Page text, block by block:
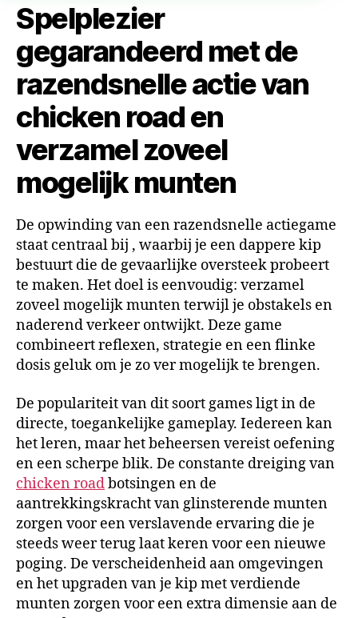
Spelplezier
gegarandeerd met de
razendsnelle actie van
chicken road en
verzamel zoveel
mogelijk munten
De opwinding van een razendsnelle actiegame
staat centraal bij , waarbij je een dappere kip
bestuurt die de gevaarlijke oversteek probeert
te maken. Het doel is eenvoudig: verzamel
zoveel mogelijk munten terwijl je obstakels en
naderend verkeer ontwijkt. Deze game
combineert reflexen, strategie en een flinke
dosis geluk om je zo ver mogelijk te brengen.
De populariteit van dit soort games ligt in de
directe, toegankelijke gameplay. Iedereen kan
het leren, maar het beheersen vereist oefening
en een scherpe blik. De constante dreiging van
chicken roadbotsingen en de
aantrekkingskracht van glinsterende munten
zorgen voor een verslavende ervaring die je
steeds weer terug laat keren voor een nieuwe
poging. De verscheidenheid aan omgevingen
en het upgraden van je kip met verdiende
munten zorgen voor een extra dimensie aan de